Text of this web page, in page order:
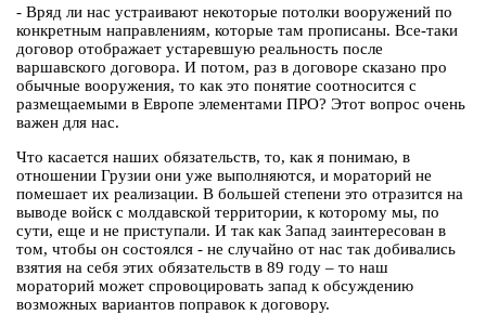
- Вряд ли нас устраивают некоторые потолки вооружений по
конкретным направлениям, которые там прописаны. Все-таки
договор отображает устаревшую реальность после
варшавского договора. И потом, раз в договоре сказано про
обычные вооружения, то как это понятие соотносится с
размещаемыми в Европе элементами ПРО? Этот вопрос очень
важен для нас.
Что касается наших обязательств, то, как я понимаю, в
отношении Грузии они уже выполняются, и мораторий не
помешает их реализации. В большей степени это отразится на
выводе войск с молдавской территории, к которому мы, по
сути, еще и не приступали. И так как Запад заинтересован в
том, чтобы он состоялся - не случайно от нас так добивались
взятия на себя этих обязательств в 89 году – то наш
мораторий может спровоцировать запад к обсуждению
возможных вариантов поправок к договору.